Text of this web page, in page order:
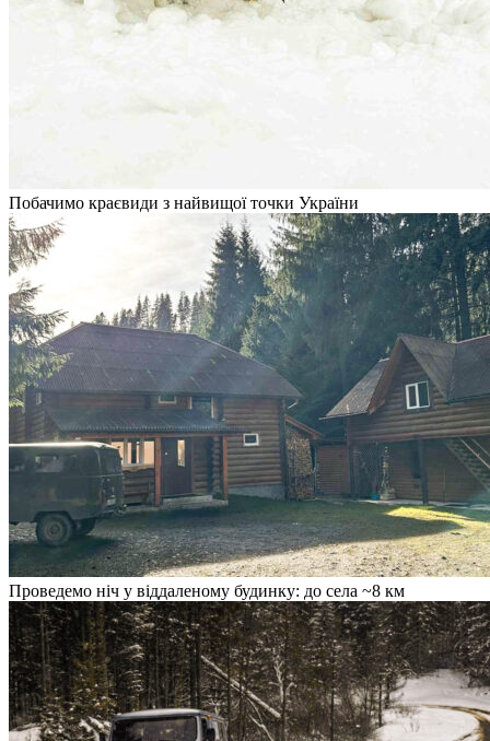
Побачимо краєвиди з найвищої точки України
Проведемо ніч у віддаленому будинку: до села ~8 км